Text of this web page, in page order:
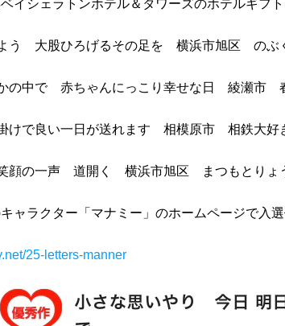
イシェラトンホテル＆タワーズのホテルギフ
う 大股ひろげるその足を 横浜市旭区 のぶ
の中で 赤ちゃんにっこり幸せな日 綾瀬市
けで良い一日が送れます 相模原市 相鉄大好
顔の一声 道開く 横浜市旭区 まつもとりょ
ャラクター「マナミー」のホームページで入
25-letters-manner